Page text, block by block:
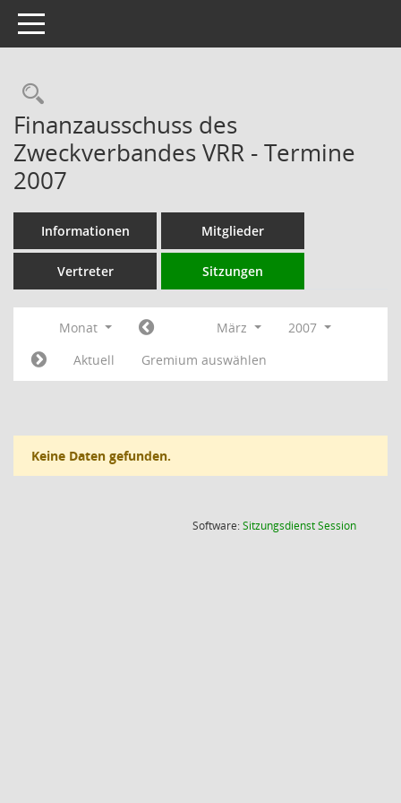
Toggle navigation
Rechercheauswahl
Finanzausschuss des
Zweckverbandes VRR - Termine
2007
Informationen Mitglieder
Vertreter Sitzungen
Monat März
2007
Aktuell
Gremium auswählen
Keine Daten gefunden.
Software:SitzungsdienstSession(Wird in